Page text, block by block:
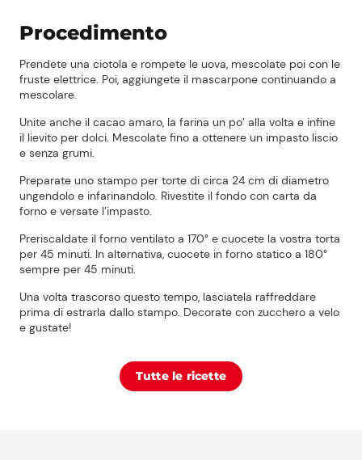
Procedimento
Prendete una ciotola e rompete le uova, mescolate poi con le
fruste elettrice. Poi, aggiungete il mascarpone continuando a
mescolare.
Unite anche il cacao amaro, la farina un po’ alla volta e infine
il lievito per dolci. Mescolate fino a ottenere un impasto liscio
e senza grumi.
Preparate uno stampo per torte di circa 24 cm di diametro
ungendolo e infarinandolo. Rivestite il fondo con carta da
forno e versate l’impasto.
Preriscaldate il forno ventilato a 170° e cuocete la vostra torta
per 45 minuti. In alternativa, cuocete in forno statico a 180°
sempre per 45 minuti.
Una volta trascorso questo tempo, lasciatela raffreddare
prima di estrarla dallo stampo. Decorate con zucchero a velo
e gustate!
Tutte le ricette